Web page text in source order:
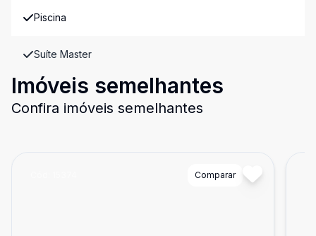
Piscina
Suíte Master
Imóveis semelhantes
Confira imóveis semelhantes
Comparar